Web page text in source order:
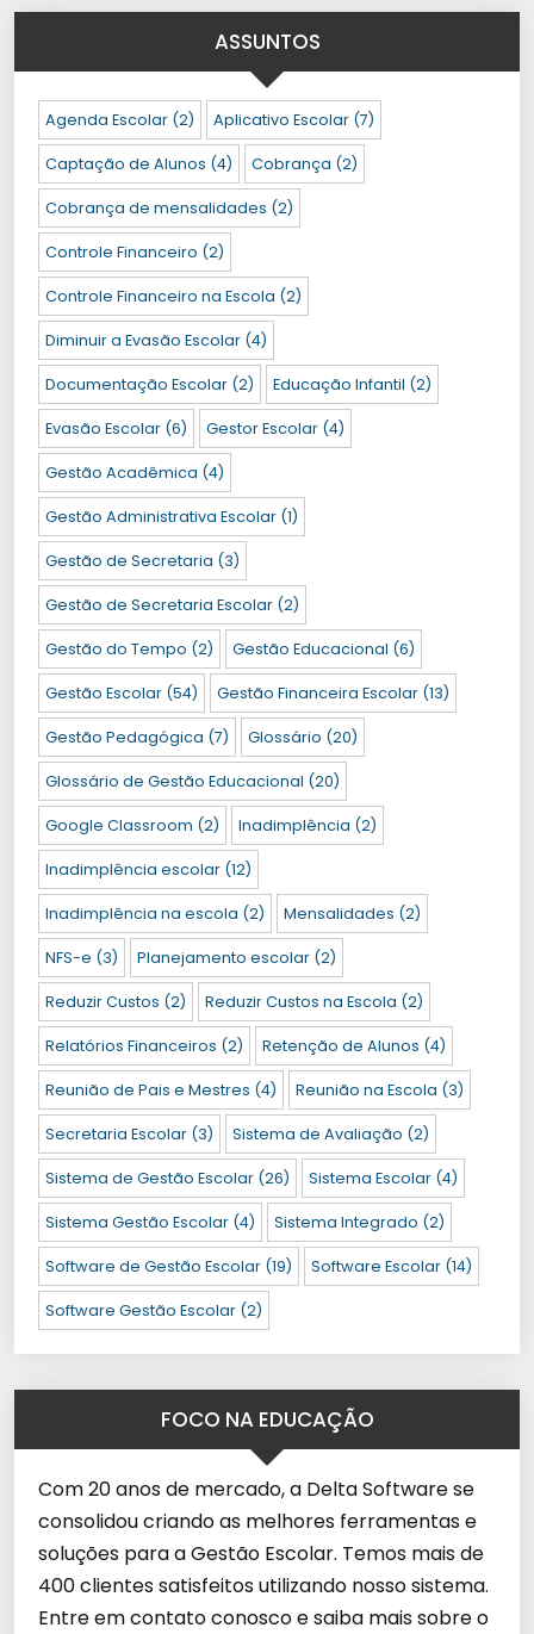
ASSUNTOS
Agenda Escolar (2) Aplicativo Escolar (7)
Captação de Alunos (4) Cobrança (2)
Cobrança de mensalidades (2)
Controle Financeiro (2)
Controle Financeiro na Escola (2)
Diminuir a Evasão Escolar (4)
Documentação Escolar (2) Educação Infantil (2)
Evasão Escolar (6) Gestor Escolar (4)
Gestão Acadêmica (4)
Gestão Administrativa Escolar (1)
Gestão de Secretaria (3)
Gestão de Secretaria Escolar (2)
Gestão do Tempo (2) Gestão Educacional (6)
Gestão Escolar (54) Gestão Financeira Escolar (13)
Gestão Pedagógica (7) Glossário (20)
Glossário de Gestão Educacional (20)
Google Classroom (2) Inadimplência (2)
Inadimplência escolar (12)
Inadimplência na escola (2) Mensalidades (2)
NFS-e (3) Planejamento escolar (2)
Reduzir Custos (2) Reduzir Custos na Escola (2)
Relatórios Financeiros (2) Retenção de Alunos (4)
Reunião de Pais e Mestres (4) Reunião na Escola (3)
Secretaria Escolar (3) Sistema de Avaliação (2)
Sistema de Gestão Escolar (26) Sistema Escolar (4)
Sistema Gestão Escolar (4) Sistema Integrado (2)
Software de Gestão Escolar (19) Software Escolar (14)
Software Gestão Escolar (2)
FOCO NA EDUCAÇÃO
Com 20 anos de mercado, a Delta Software se
consolidou criando as melhores ferramentas e
soluções para a Gestão Escolar. Temos mais de
400 clientes satisfeitos utilizando nosso sistema.
Entre em contato conosco e saiba mais sobre o